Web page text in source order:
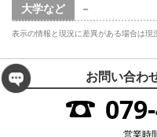
大学など
－
表示の情報と現況に差異がある場合は現
お問い合わ
営業時